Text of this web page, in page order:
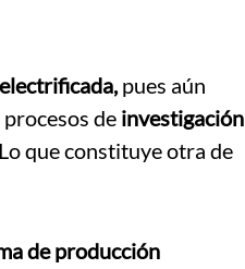
pues aún
de investigación
que constituye otra de
de producción